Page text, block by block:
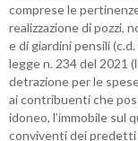
comprese le
realizzazione di pozzi,
e di giardini pensili
legge n. 234 del 2021
detrazione per le
ai contribuenti che
idoneo, l’immobile sul
conviventi dei predetti